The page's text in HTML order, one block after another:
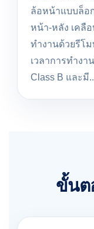
ล้อหน้าแบบล็อ
หน้า-หลัง เคลื
ทำงานด้วยรีโ
เวลาการทำงา
Class B และมี
ขั้นต